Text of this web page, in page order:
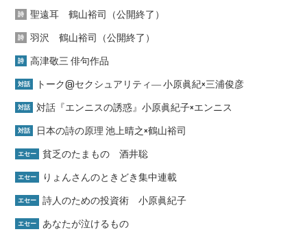
詩 聖遠耳 鶴山裕司（公開終了）
詩 羽沢 鶴山裕司（公開終了）
詩 高津敬三 俳句作品
対話 トーク@セクシュアリティ― 小原眞紀×三浦俊彦
対話 対話『エンニスの誘惑』小原眞紀子×エンニス
対話 日本の詩の原理 池上晴之×鶴山裕司
エセー 貧乏のたまもの 酒井聡
エセー りょんさんのときどき集中連載
エセー 詩人のための投資術 小原眞紀子
エセー あなたが泣けるもの